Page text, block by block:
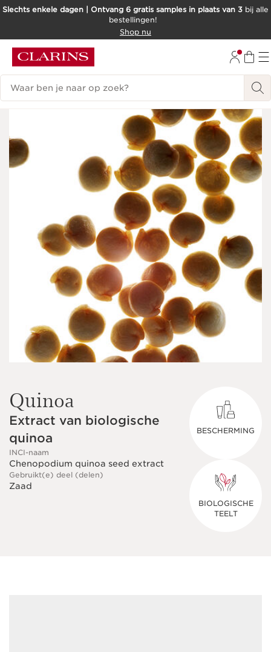
DOORGAAN NAAR INHOUD
Slechts enkele dagen | Ontvang 6 gratis samples in plaats van 3 bij alle
bestellingen!
Shop nu
Zoekgeschiedenis
Quinoa
Extract van biologische
quinoa
INCI-naam
Chenopodium quinoa seed extract
Gebruikt(e) deel (delen)
Zaad
BESCHERMING
BIOLOGISCHE
TEELT